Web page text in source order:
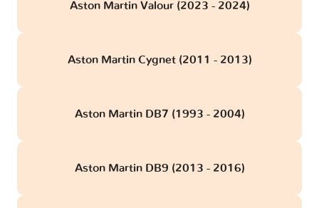
Aston Martin Valour (2023 - 2024)
Aston Martin Cygnet (2011 - 2013)
Aston Martin DB7 (1993 - 2004)
Aston Martin DB9 (2013 - 2016)